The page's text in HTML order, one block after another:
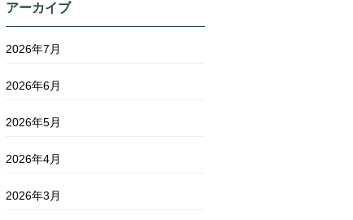
アーカイブ
2026年7月
2026年6月
2026年5月
2026年4月
2026年3月